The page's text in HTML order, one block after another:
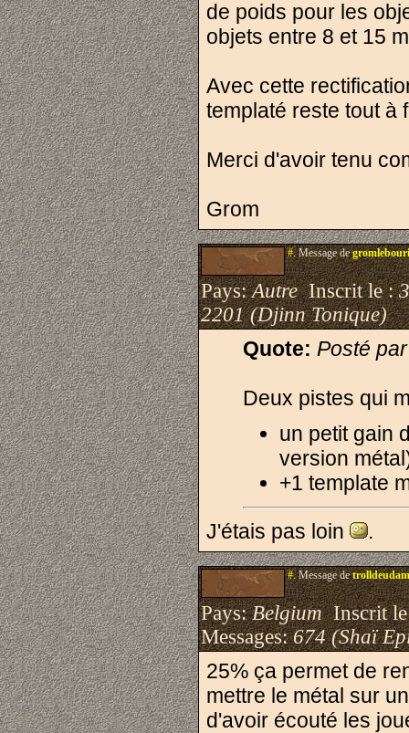
de poids pour les
objets entre 8 et 15
Avec cette
templaté reste tout à
Merci d'avoir tenu
Grom
#.Message de
Pays:AutreInscrit le :
2201 (Djinn Tonique)
Quote: Posté
Deux pistes qui
un petit gain
version
+1 template
J'étais pas loin .
#.Message detrolldeudam
Pays:BelgiumInscrit
Messages:674 (Shaï
25% ça permet de
mettre le métal sur
d'avoir écouté les